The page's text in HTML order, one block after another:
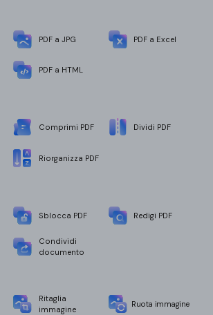
PDF a JPG PDF a Excel
PDF a HTML
Comprimi PDF Dividi PDF
Riorganizza PDF
Sblocca PDF Redigi PDF
Condividi
documento
Ritaglia
immagine
Ruota immagine